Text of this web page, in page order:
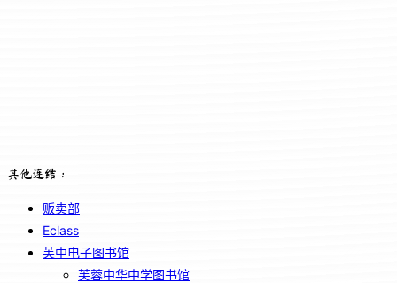
其他连结：
贩卖部
Eclass
芙中电子图书馆
芙蓉中华中学图书馆